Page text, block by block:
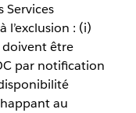
Services
: (i)
être
par notification
au